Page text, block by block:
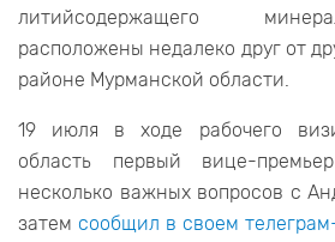
литийсодержащего
расположены недалеко друг от
районе Мурманской области.
19 июля в ходе рабочего
область первый вице-
несколько важных вопросов с
затем сообщил в своем